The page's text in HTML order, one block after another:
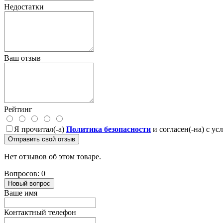
Недостатки
Ваш отзыв
Рейтинг
Я прочитал(-а) Политика безопасности и согласен(-на) с
Отправить свой отзыв
Нет отзывов об этом товаре.
Вопросов: 0
Новый вопрос
Ваше имя
Контактный телефон